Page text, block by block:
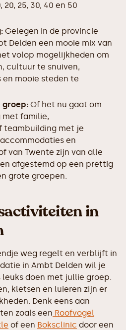
25, 30, 40 en 50
Gelegen in de provincie
Delden een mooie mix van
volop mogelijkheden om
cultuur te snuiven,
mooie steden te
groep: Of het nu gaat om
met familie,
teambuilding met je
en
van Twente zijn van alle
afgestemd op een prettig
grote groepen.
in
weg regelt en verblijft in
in Ambt Delden wil je
doen met jullie groep.
kletsen en luieren zijn er
Denk eens aan
zoals een Roofvogel
of een Boksclinic door een